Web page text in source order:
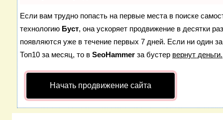
Если вам трудно попасть на первые места в поиске
технологию Буст, она ускоряет продвижение в десятки
появляются уже в течение первых 7 дней. Если ни один
Топ10 за месяц, то в SeoHammer за бустер вернут деньги.
Начать продвижение сайта